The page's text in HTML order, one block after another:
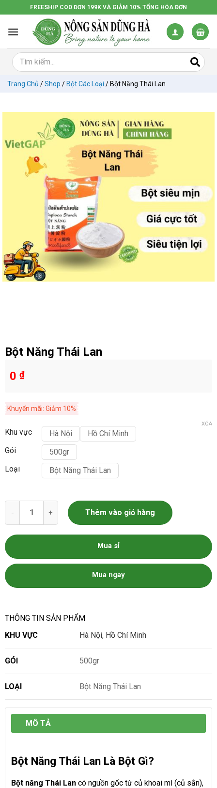
đến
dung
FREESHIP COD ĐƠN 199K VÀ GIẢM 10% TỔNG HÓA ĐƠN
Trang Chủ /Shop / Bột Các Loại / Bột Năng Thái Lan
Bột Năng Thái Lan
0 ₫
Khuyến mãi: Giảm 10%
Khu vực Hà Nội
Hồ Chí Minh
Gói
500gr
Loại
Bột Năng Thái Lan
XÓA
Bột Năng Thái Lan số lượng
Thêm vào giỏ hàng
Mua sỉ
Mua ngay
THÔNG TIN SẢN PHẨM
KHU VỰC
Hà Nội, Hồ Chí Minh
GÓI 500gr
LOẠI Bột Năng Thái Lan
MÔ TẢ
Bột Năng Thái Lan Là Bột Gì?
Bột năng Thái Lan có nguồn gốc từ củ khoai mì (củ sắn),